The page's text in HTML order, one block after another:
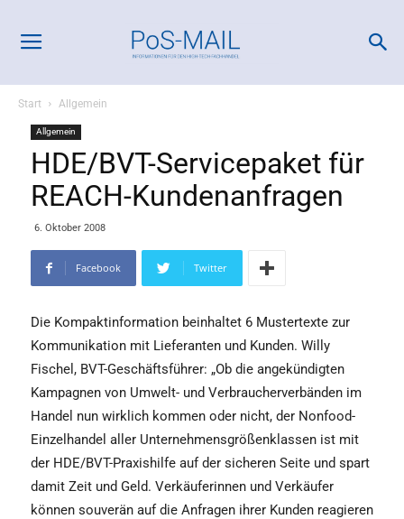
Start Allgemein
Allgemein
HDE/BVT-Servicepaket für
REACH-Kundenanfragen
6. Oktober 2008
Facebook Twitter
Die Kompaktinformation beinhaltet 6 Mustertexte zur
Kommunikation mit Lieferanten und Kunden. Willy
Fischel, BVT-Geschäftsführer: „Ob die angekündigten
Kampagnen von Umwelt- und Verbraucherverbänden im
Handel nun wirklich kommen oder nicht, der Nonfood-
Einzelhandel aller Unternehmensgrößenklassen ist mit
der HDE/BVT-Praxishilfe auf der sicheren Seite und spart
damit Zeit und Geld. Verkäuferinnen und Verkäufer
können souverän auf die Anfragen ihrer Kunden reagieren